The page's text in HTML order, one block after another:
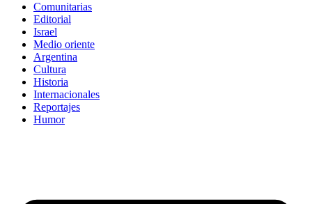
Comunitarias
Editorial
Israel
Medio oriente
Argentina
Cultura
Historia
Internacionales
Reportajes
Humor